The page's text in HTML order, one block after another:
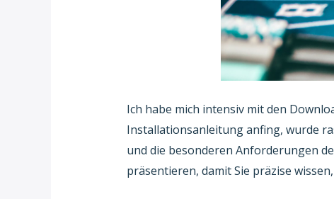
Ich habe mich intensiv mit den
Installationsanleitung anfing, wurde
und die besonderen Anforderungen
präsentieren, damit Sie präzise